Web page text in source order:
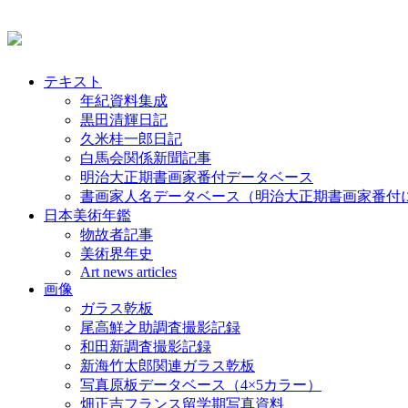
テキスト
年紀資料集成
黒田清輝日記
久米桂一郎日記
白馬会関係新聞記事
明治大正期書画家番付データベース
書画家人名データベース（明治大正期書画家番付
日本美術年鑑
物故者記事
美術界年史
Art news articles
画像
ガラス乾板
尾高鮮之助調査撮影記録
和田新調査撮影記録
新海竹太郎関連ガラス乾板
写真原板データベース（4×5カラー）
畑正吉フランス留学期写真資料